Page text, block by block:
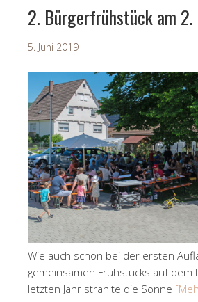
2. Bürgerfrühstück am 2.
5. Juni 2019
Wie auch schon bei der ersten
gemeinsamen Frühstücks auf dem
letzten Jahr strahlte die Sonne